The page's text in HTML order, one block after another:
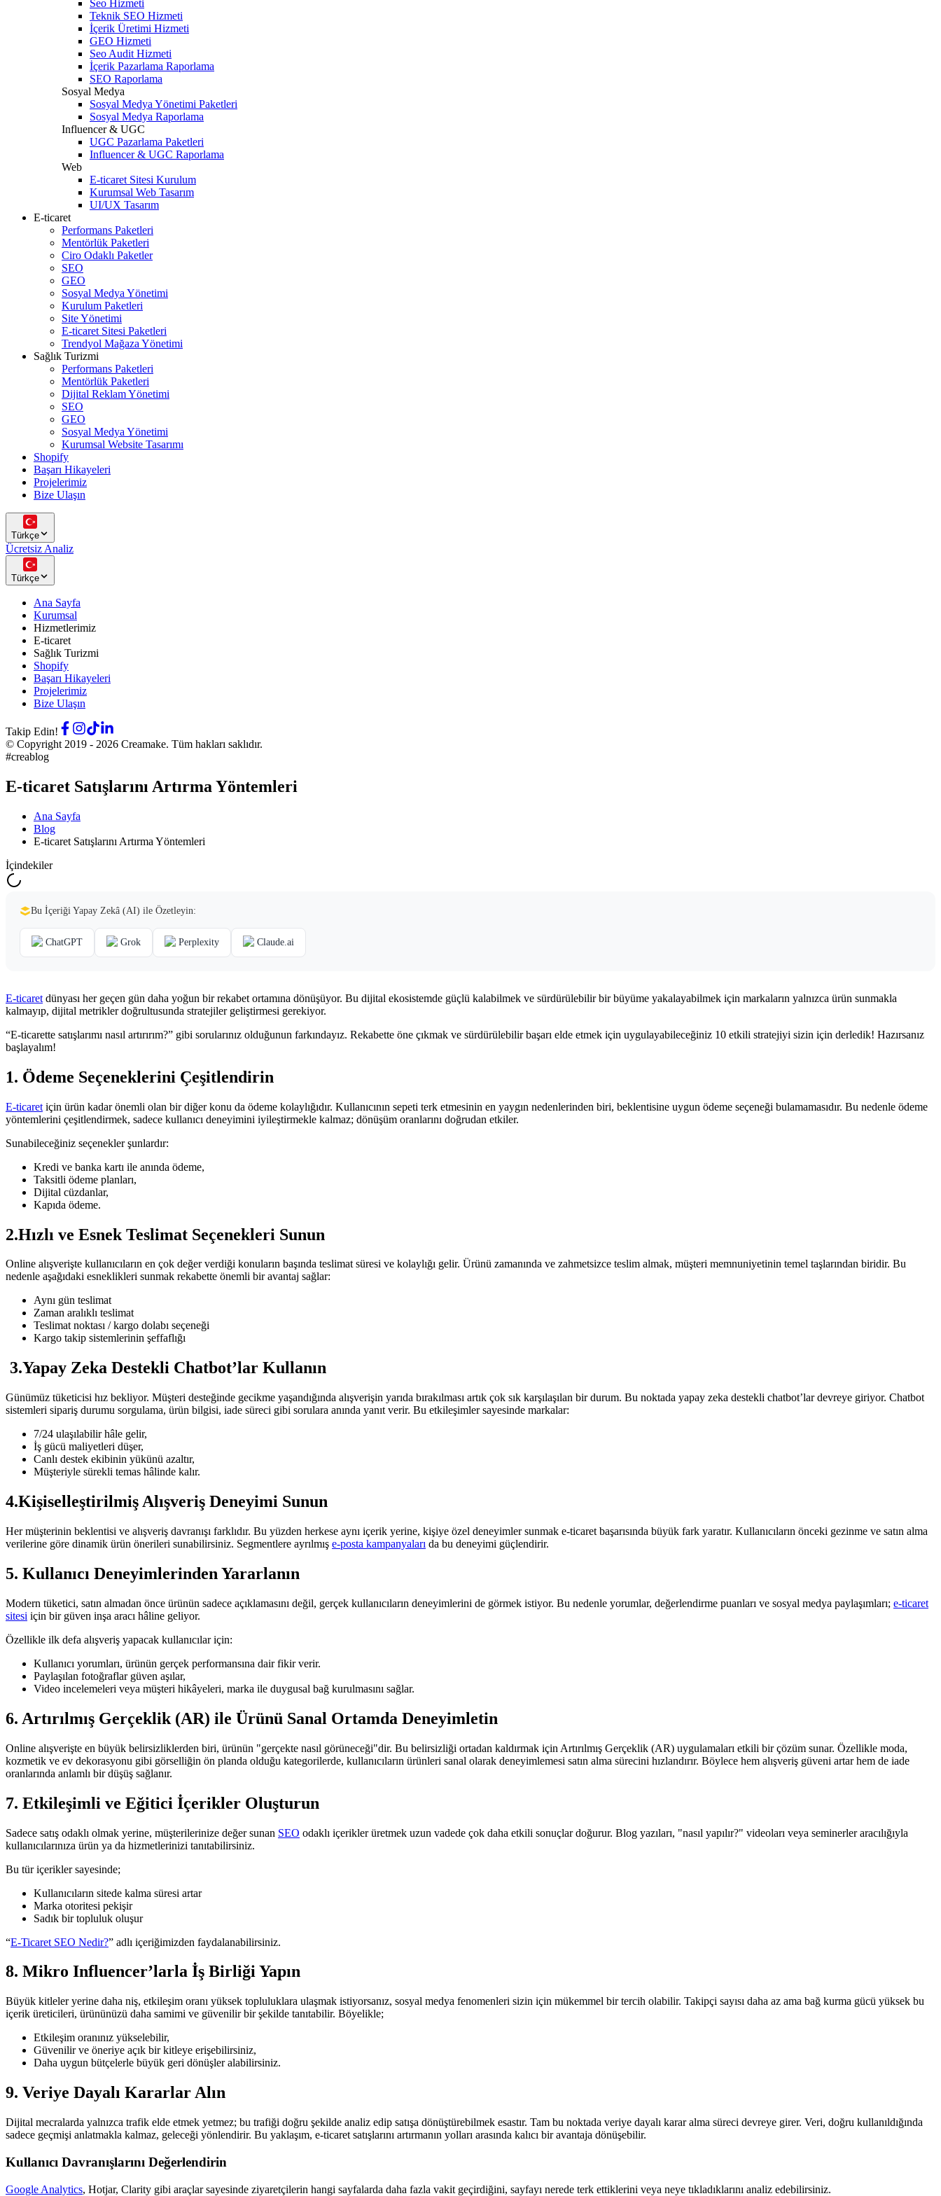
Seo Hizmeti
Teknik SEO Hizmeti
İçerik Üretimi Hizmeti
GEO Hizmeti
Seo Audit Hizmeti
İçerik Pazarlama Raporlama
SEO Raporlama
Sosyal Medya
Sosyal Medya Yönetimi Paketleri
Sosyal Medya Raporlama
Influencer & UGC
UGC Pazarlama Paketleri
Influencer & UGC Raporlama
Web
E-ticaret Sitesi Kurulum
Kurumsal Web Tasarım
UI/UX Tasarım
E-ticaret
Performans Paketleri
Mentörlük Paketleri
Ciro Odaklı Paketler
SEO
GEO
Sosyal Medya Yönetimi
Kurulum Paketleri
Site Yönetimi
E-ticaret Sitesi Paketleri
Trendyol Mağaza Yönetimi
Sağlık Turizmi
Performans Paketleri
Mentörlük Paketleri
Dijital Reklam Yönetimi
SEO
GEO
Sosyal Medya Yönetimi
Kurumsal Website Tasarımı
Shopify
Başarı Hikayeleri
Projelerimiz
Bize Ulaşın
Türkçe
Ücretsiz Analiz
Türkçe
Ana Sayfa
Kurumsal
Hizmetlerimiz
E-ticaret
Sağlık Turizmi
Shopify
Başarı Hikayeleri
Projelerimiz
Bize Ulaşın
Takip Edin!
© Copyright 2019 - 2026 Creamake. Tüm hakları saklıdır.
#creablog
E-ticaret Satışlarını Artırma Yöntemleri
Ana Sayfa
Blog
E-ticaret Satışlarını Artırma Yöntemleri
İçindekiler
Bu İçeriği Yapay Zekâ (AI) ile Özetleyin:
ChatGPT Grok Perplexity Claude.ai
E-ticaret dünyası her geçen gün daha yoğun bir rekabet ortamına dönüşüyor. Bu dijital ekosistemde güçlü kalabilmek ve sürdürülebilir bir büyüme yakalayabilmek için markaların yalnızca ürün sunmakla
kalmayıp, dijital metrikler doğrultusunda stratejiler geliştirmesi gerekiyor.
“E-ticarette satışlarımı nasıl artırırım?” gibi sorularınız olduğunun farkındayız. Rekabette öne çıkmak ve sürdürülebilir başarı elde etmek için uygulayabileceğiniz 10 etkili stratejiyi sizin için derledik! Hazırsanız
başlayalım!
1. Ödeme Seçeneklerini Çeşitlendirin
E-ticaret için ürün kadar önemli olan bir diğer konu da ödeme kolaylığıdır. Kullanıcının sepeti terk etmesinin en yaygın nedenlerinden biri, beklentisine uygun ödeme seçeneği bulamamasıdır. Bu nedenle ödeme
yöntemlerini çeşitlendirmek, sadece kullanıcı deneyimini iyileştirmekle kalmaz; dönüşüm oranlarını doğrudan etkiler.
Sunabileceğiniz seçenekler şunlardır:
Kredi ve banka kartı ile anında ödeme,
Taksitli ödeme planları,
Dijital cüzdanlar,
Kapıda ödeme.
2.Hızlı ve Esnek Teslimat Seçenekleri Sunun
Online alışverişte kullanıcıların en çok değer verdiği konuların başında teslimat süresi ve kolaylığı gelir. Ürünü zamanında ve zahmetsizce teslim almak, müşteri memnuniyetinin temel taşlarından biridir. Bu
nedenle aşağıdaki esneklikleri sunmak rekabette önemli bir avantaj sağlar:
Aynı gün teslimat
Zaman aralıklı teslimat
Teslimat noktası / kargo dolabı seçeneği
Kargo takip sistemlerinin şeffaflığı
3.Yapay Zeka Destekli Chatbot’lar Kullanın
Günümüz tüketicisi hız bekliyor. Müşteri desteğinde gecikme yaşandığında alışverişin yarıda bırakılması artık çok sık karşılaşılan bir durum. Bu noktada yapay zeka destekli chatbot’lar devreye giriyor. Chatbot
sistemleri sipariş durumu sorgulama, ürün bilgisi, iade süreci gibi sorulara anında yanıt verir. Bu etkileşimler sayesinde markalar:
7/24 ulaşılabilir hâle gelir,
İş gücü maliyetleri düşer,
Canlı destek ekibinin yükünü azaltır,
Müşteriyle sürekli temas hâlinde kalır.
4.Kişiselleştirilmiş Alışveriş Deneyimi Sunun
Her müşterinin beklentisi ve alışveriş davranışı farklıdır. Bu yüzden herkese aynı içerik yerine, kişiye özel deneyimler sunmak e-ticaret başarısında büyük fark yaratır. Kullanıcıların önceki gezinme ve satın alma
verilerine göre dinamik ürün önerileri sunabilirsiniz. Segmentlere ayrılmış e-posta kampanyaları da bu deneyimi güçlendirir.
5. Kullanıcı Deneyimlerinden Yararlanın
Modern tüketici, satın almadan önce ürünün sadece açıklamasını değil, gerçek kullanıcıların deneyimlerini de görmek istiyor. Bu nedenle yorumlar, değerlendirme puanları ve sosyal medya paylaşımları; e-ticaret
sitesi için bir güven inşa aracı hâline geliyor.
Özellikle ilk defa alışveriş yapacak kullanıcılar için:
Kullanıcı yorumları, ürünün gerçek performansına dair fikir verir.
Paylaşılan fotoğraflar güven aşılar,
Video incelemeleri veya müşteri hikâyeleri, marka ile duygusal bağ kurulmasını sağlar.
6. Artırılmış Gerçeklik (AR) ile Ürünü Sanal Ortamda Deneyimletin
Online alışverişte en büyük belirsizliklerden biri, ürünün "gerçekte nasıl görüneceği"dir. Bu belirsizliği ortadan kaldırmak için Artırılmış Gerçeklik (AR) uygulamaları etkili bir çözüm sunar. Özellikle moda,
kozmetik ve ev dekorasyonu gibi görselliğin ön planda olduğu kategorilerde, kullanıcıların ürünleri sanal olarak deneyimlemesi satın alma sürecini hızlandırır. Böylece hem alışveriş güveni artar hem de iade
oranlarında anlamlı bir düşüş sağlanır.
7. Etkileşimli ve Eğitici İçerikler Oluşturun
Sadece satış odaklı olmak yerine, müşterilerinize değer sunan SEO odaklı içerikler üretmek uzun vadede çok daha etkili sonuçlar doğurur. Blog yazıları, "nasıl yapılır?" videoları veya seminerler aracılığıyla
kullanıcılarınıza ürün ya da hizmetlerinizi tanıtabilirsiniz.
Bu tür içerikler sayesinde;
Kullanıcıların sitede kalma süresi artar
Marka otoritesi pekişir
Sadık bir topluluk oluşur
“E-Ticaret SEO Nedir?” adlı içeriğimizden faydalanabilirsiniz.
8. Mikro Influencer’larla İş Birliği Yapın
Büyük kitleler yerine daha niş, etkileşim oranı yüksek topluluklara ulaşmak istiyorsanız, sosyal medya fenomenleri sizin için mükemmel bir tercih olabilir. Takipçi sayısı daha az ama bağ kurma gücü yüksek bu
içerik üreticileri, ürününüzü daha samimi ve güvenilir bir şekilde tanıtabilir. Böyelikle;
Etkileşim oranınız yükselebilir,
Güvenilir ve öneriye açık bir kitleye erişebilirsiniz,
Daha uygun bütçelerle büyük geri dönüşler alabilirsiniz.
9. Veriye Dayalı Kararlar Alın
Dijital mecralarda yalnızca trafik elde etmek yetmez; bu trafiği doğru şekilde analiz edip satışa dönüştürebilmek esastır. Tam bu noktada veriye dayalı karar alma süreci devreye girer. Veri, doğru kullanıldığında
sadece geçmişi anlatmakla kalmaz, geleceği yönlendirir. Bu yaklaşım, e-ticaret satışlarını artırmanın yolları arasında kalıcı bir avantaja dönüşebilir.
Kullanıcı Davranışlarını Değerlendirin
Google Analytics, Hotjar, Clarity gibi araçlar sayesinde ziyaretçilerin hangi sayfalarda daha fazla vakit geçirdiğini, sayfayı nerede terk ettiklerini veya neye tıkladıklarını analiz edebilirsiniz.